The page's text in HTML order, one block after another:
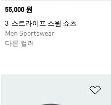
Price
55,000 원
3-스트라이프 스윔 쇼츠
Men Sportswear
다른 컬러